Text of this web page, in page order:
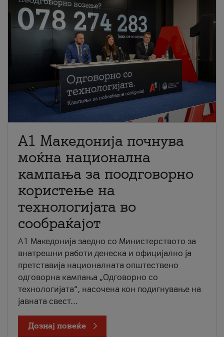
A1 Македонија почнува
моќна национална
кампања за поодговорно
користење на
технологијата во
сообраќајот
A1 Македонија заедно со Министерството за
внатрешни работи денеска и официјално ја
претставија националната општествено
одговорна кампања „Одговорно со
технологијата“, насочена кон подигнување на
јавната свест...
Дознај повеќе